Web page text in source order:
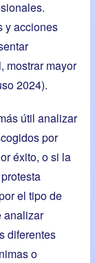
y acciones
mostrar mayor
2024).
útil analizar
por
éxito, o si la
el tipo de
analizar
diferentes
o